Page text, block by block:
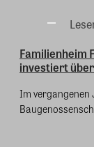
Familienheim
investiert
Im vergangenen